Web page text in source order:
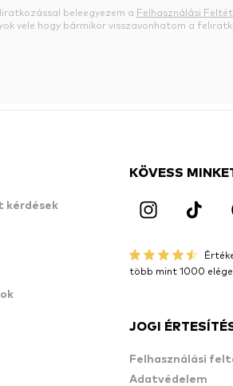
beleegyezem a Felhasználási
vele hogy bármikor visszavonhatom a
kérdések
KÖVESS
több mint 1000
JOGI
Felhasználási
Adatvédelem